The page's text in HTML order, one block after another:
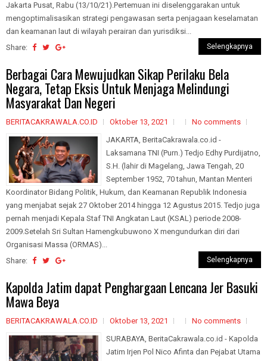
Jakarta Pusat, Rabu (13/10/21).Pertemuan ini diselenggarakan untuk
mengoptimalisasikan strategi pengawasan serta penjagaan keselamatan
dan keamanan laut di wilayah perairan dan yurisdiksi...
Share:
Selengkapnya
Berbagai Cara Mewujudkan Sikap Perilaku Bela
Negara, Tetap Eksis Untuk Menjaga Melindungi
Masyarakat Dan Negeri
BERITACAKRAWALA.CO.ID Oktober 13, 2021
No comments
JAKARTA, BeritaCakrawala.co.id -
Laksamana TNI (Purn.) Tedjo Edhy Purdijatno,
S.H. (lahir di Magelang, Jawa Tengah, 20
September 1952, 70 tahun, Mantan Menteri
Koordinator Bidang Politik, Hukum, dan Keamanan Republik Indonesia
yang menjabat sejak 27 Oktober 2014 hingga 12 Agustus 2015. Tedjo juga
pernah menjadi Kepala Staf TNI Angkatan Laut (KSAL) periode 2008-
2009.Setelah Sri Sultan Hamengkubuwono X mengundurkan diri dari
Organisasi Massa (ORMAS)...
Share:
Selengkapnya
Kapolda Jatim dapat Penghargaan Lencana Jer Basuki
Mawa Beya
BERITACAKRAWALA.CO.ID Oktober 13, 2021
No comments
SURABAYA, BeritaCakrawala.co.id - Kapolda
Jatim Irjen Pol Nico Afinta dan Pejabat Utama